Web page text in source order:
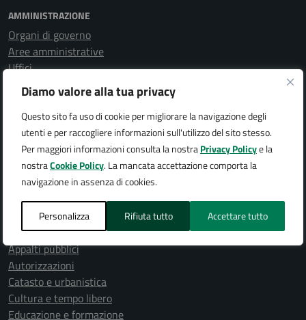
Diamo valore alla tua privacy
Questo sito fa uso di cookie per migliorare la navigazione degli
utenti e per raccogliere informazioni sull'utilizzo del sito stesso.
Per maggiori informazioni consulta la nostraPrivacy Policye la
nostraCookie Policy. La mancata accettazione comporta la
navigazione in assenza di cookies.
Personalizza Rifiuta tutto Accettare tutto
AMMINISTRAZIONE
Organi di governo
Aree amministrative
Uffici
Enti e fondazioni
Politici
Personale amministrativo
Documenti e dati
CATEGORIE DI SERVIZIO
Agricoltura e pesca
Ambiente
Anagrafe e stato civile
Appalti pubblici
Autorizzazioni
Catasto e urbanistica
Cultura e tempo libero
Educazione e formazione